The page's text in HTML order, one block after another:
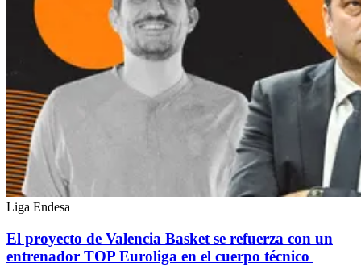
Liga Endesa
El proyecto de Valencia Basket se refuerza con un
entrenador TOP Euroliga en el cuerpo técnico